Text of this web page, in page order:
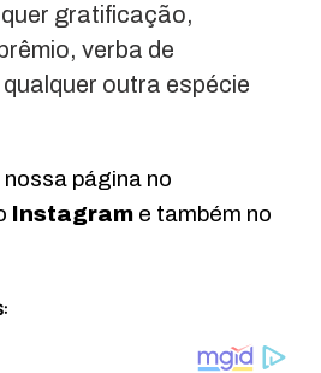
gratificação,
verba de
outra espécie
página no
Instagrame também no